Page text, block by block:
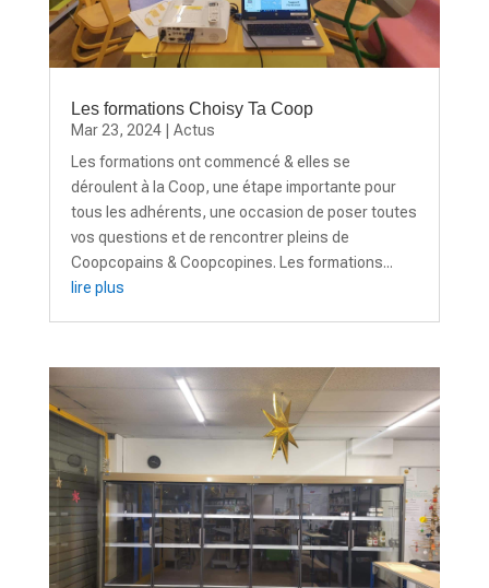
Les formations Choisy Ta Coop
Mar 23, 2024| Actus
Les formations ont commencé & elles se
déroulent à la Coop, une étape importante pour
tous les adhérents, une occasion de poser toutes
vos questions et de rencontrer pleins de
Coopcopains & Coopcopines. Les formations...
lire plus